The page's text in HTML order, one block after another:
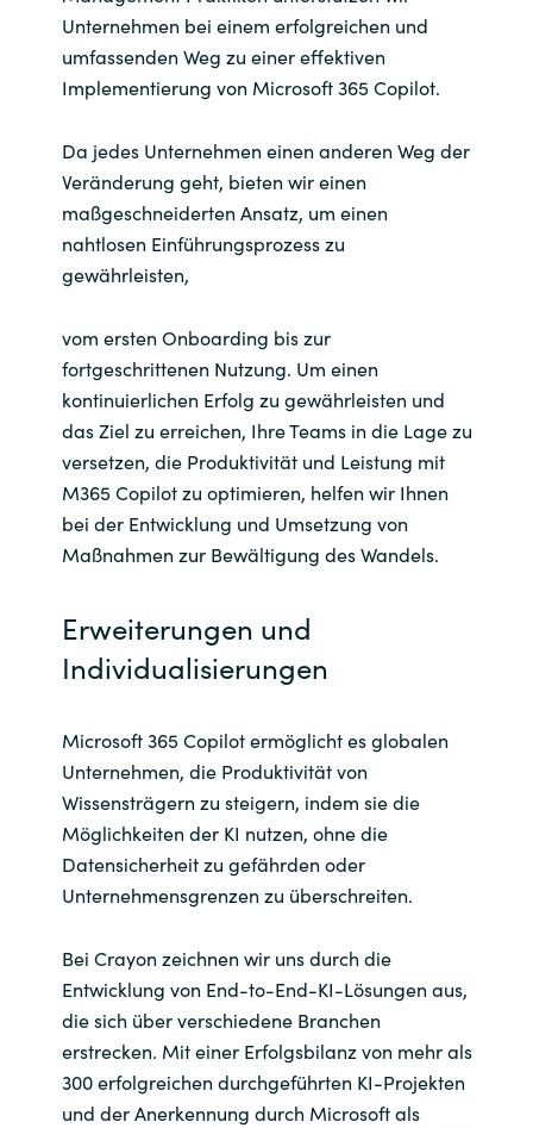
Unternehmen bei einem erfolgreichen und
umfassenden Weg zu einer effektiven
Implementierung von Microsoft 365 Copilot.
Da jedes Unternehmen einen anderen Weg der
Veränderung geht, bieten wir einen
maßgeschneiderten Ansatz, um einen
nahtlosen Einführungsprozess zu
gewährleisten,
vom ersten Onboarding bis zur
fortgeschrittenen Nutzung. Um einen
kontinuierlichen Erfolg zu gewährleisten und
das Ziel zu erreichen, Ihre Teams in die Lage zu
versetzen, die Produktivität und Leistung mit
M365 Copilot zu optimieren, helfen wir Ihnen
bei der Entwicklung und Umsetzung von
Maßnahmen zur Bewältigung des Wandels.
Erweiterungen und
Individualisierungen
Microsoft 365 Copilot ermöglicht es globalen
Unternehmen, die Produktivität von
Wissensträgern zu steigern, indem sie die
Möglichkeiten der KI nutzen, ohne die
Datensicherheit zu gefährden oder
Unternehmensgrenzen zu überschreiten.
Bei Crayon zeichnen wir uns durch die
Entwicklung von End-to-End-KI-Lösungen aus,
die sich über verschiedene Branchen
erstrecken. Mit einer Erfolgsbilanz von mehr als
300 erfolgreichen durchgeführten KI-Projekten
und der Anerkennung durch Microsoft als